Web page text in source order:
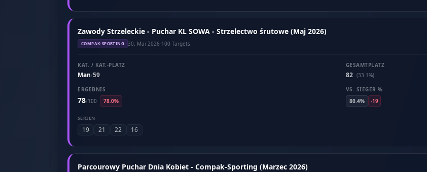
Zawody Strzeleckie - Puchar KL SOWA - Strzelectwo śrutowe (Maj 2026)
COMPAK-SPORTING 30. Mai 2026·100 Targets
KAT. / KAT.-PLATZ
Man/59
GESAMTPLATZ
82 (33.1%)
ERGEBNIS
78/100 78.0%
VS. SIEGER %
80.4%
-19
SERIEN
19 21 22 16
Parcourowy Puchar Dnia Kobiet - Compak-Sporting (Marzec 2026)